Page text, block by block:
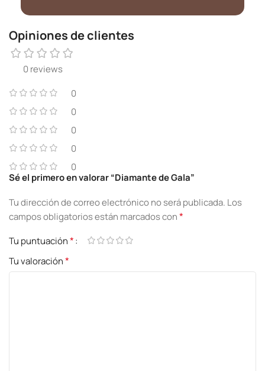
Opiniones de clientes
0 reviews
0
0
0
0
0
Sé el primero en valorar “Diamante de Gala”
Tu dirección de correo electrónico no será publicada. Los
campos obligatorios están marcados con*
Tu puntuación*
Tu valoración*